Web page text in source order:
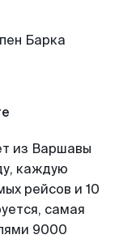
из Варшавы
каждую
рейсов и 10
самая
9000